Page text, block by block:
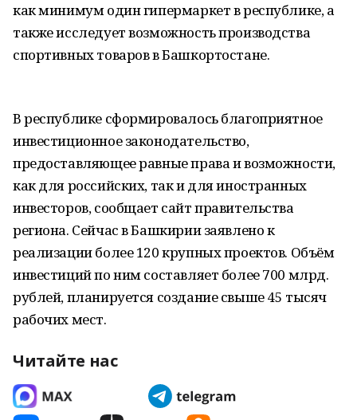
как минимум один гипермаркет в республике, а
также исследует возможность производства
спортивных товаров в Башкортостане.
В республике сформировалось благоприятное
инвестиционное законодательство,
предоставляющее равные права и возможности,
как для российских, так и для иностранных
инвесторов, сообщает сайт правительства
региона. Сейчас в Башкирии заявлено к
реализации более 120 крупных проектов. Объём
инвестиций по ним составляет более 700 млрд.
рублей, планируется создание свыше 45 тысяч
рабочих мест.
Читайте нас